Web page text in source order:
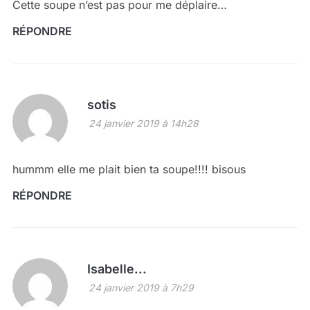
Cette soupe n’est pas pour me déplaire…
RÉPONDRE
sotis
24 janvier 2019 à 14h28
hummm elle me plait bien ta soupe!!!! bisous
RÉPONDRE
Isabelle...
24 janvier 2019 à 7h29